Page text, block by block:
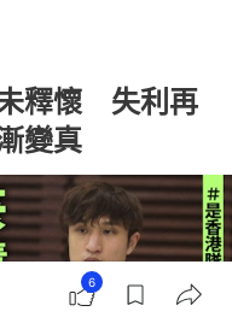
釋懷 失利再
變真
6